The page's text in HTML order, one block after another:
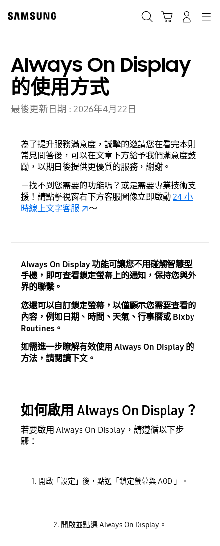
content
Always On Display
的使用方式
最後更新日期 :2026年4月22日
為了提升服務滿意度，誠摯的邀請您在看完本則
常見問答後，可以在文章下方給予我們滿意度鼓
勵，以期日後提供更優質的服務，謝謝。
－找不到您需要的功能嗎？或是需要專業技術支
援！請點擊視窗右下方客服圖像立即啟動24 小
時線上文字客服
～
Always On Display 功能可讓您不用碰觸智慧型
手機，即可查看鎖定螢幕上的通知，保持您與外
界的聯繫。
您還可以自訂鎖定螢幕，以僅顯示您需要查看的
內容，例如日期、時間、天氣、行事曆或 Bixby
Routines。
如需進一步瞭解有效使用 Always On Display 的
方法，請閱讀下文。
如何啟用 Always On Display？
若要啟用 Always On Display，請遵循以下步
驟：
1. 開啟「設定」後，點選「鎖定螢幕與 AOD 」。
2. 開啟並點選 Always On Display。